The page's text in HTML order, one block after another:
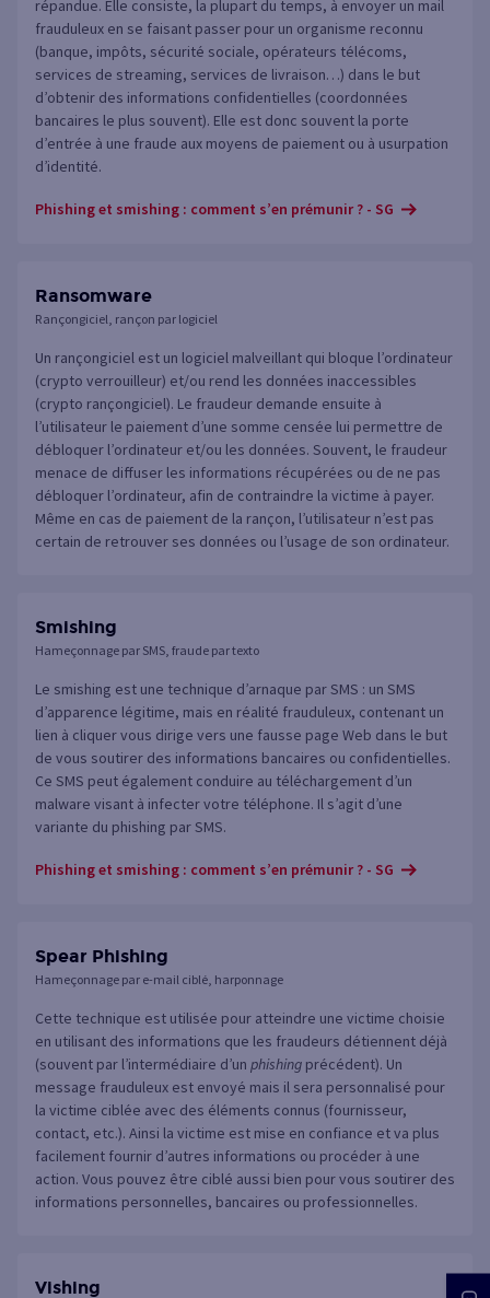
répandue. Elle consiste, la plupart du temps, à envoyer un mail
frauduleux en se faisant passer pour un organisme reconnu
(banque, impôts, sécurité sociale, opérateurs télécoms,
services de streaming, services de livraison…) dans le but
d’obtenir des informations confidentielles (coordonnées
bancaires le plus souvent). Elle est donc souvent la porte
d’entrée à une fraude aux moyens de paiement ou à usurpation
d’identité.
Phishing et smishing : comment s’en prémunir ? - SG
Ransomware
Rançongiciel, rançon par logiciel
Un rançongiciel est un logiciel malveillant qui bloque l’ordinateur
(crypto verrouilleur) et/ou rend les données inaccessibles
(crypto rançongiciel). Le fraudeur demande ensuite à
l’utilisateur le paiement d’une somme censée lui permettre de
débloquer l’ordinateur et/ou les données. Souvent, le fraudeur
menace de diffuser les informations récupérées ou de ne pas
débloquer l’ordinateur, afin de contraindre la victime à payer.
Même en cas de paiement de la rançon, l’utilisateur n’est pas
certain de retrouver ses données ou l’usage de son ordinateur.
Smishing
Hameçonnage par SMS, fraude par texto
Le smishing est une technique d’arnaque par SMS : un SMS
d’apparence légitime, mais en réalité frauduleux, contenant un
lien à cliquer vous dirige vers une fausse page Web dans le but
de vous soutirer des informations bancaires ou confidentielles.
Ce SMS peut également conduire au téléchargement d’un
malware visant à infecter votre téléphone. Il s’agit d’une
variante du phishing par SMS.
Phishing et smishing : comment s’en prémunir ? - SG
Spear Phishing
Hameçonnage par e-mail ciblé, harponnage
Cette technique est utilisée pour atteindre une victime choisie
en utilisant des informations que les fraudeurs détiennent déjà
(souvent par l’intermédiaire d’un phishing précédent). Un
message frauduleux est envoyé mais il sera personnalisé pour
la victime ciblée avec des éléments connus (fournisseur,
contact, etc.). Ainsi la victime est mise en confiance et va plus
facilement fournir d’autres informations ou procéder à une
action. Vous pouvez être ciblé aussi bien pour vous soutirer des
informations personnelles, bancaires ou professionnelles.
Vishing